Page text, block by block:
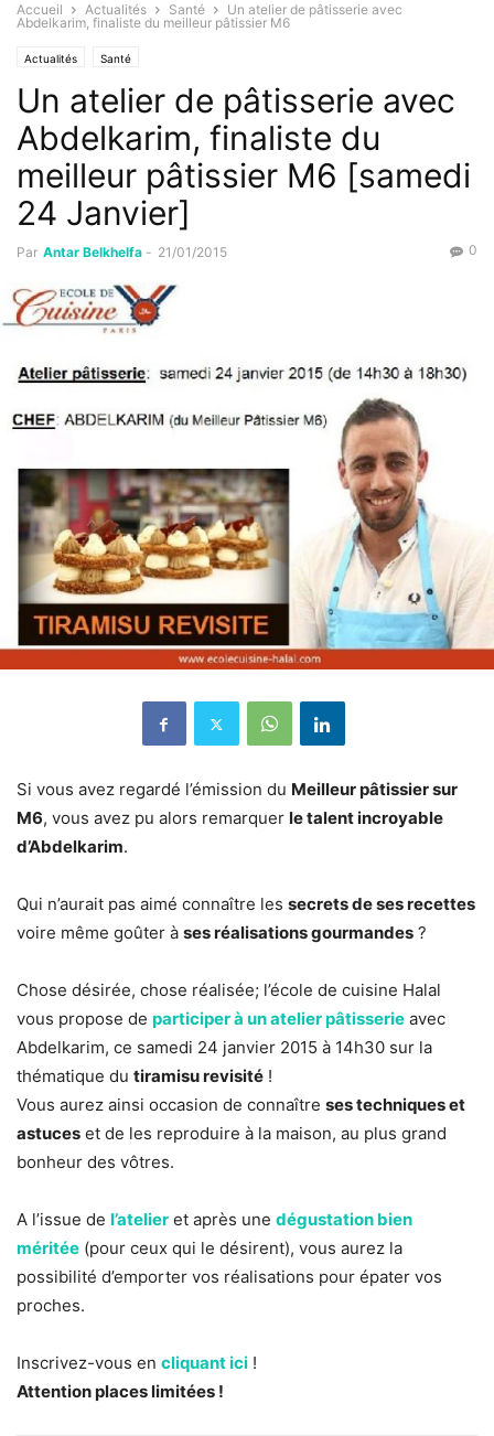
Accueil Actualités Santé
Un atelier de pâtisserie avec
Abdelkarim, finaliste du meilleur pâtissier M6
Actualités Santé
Un atelier de pâtisserie avec
Abdelkarim, finaliste du
meilleur pâtissier M6 [samedi
24 Janvier]
Par Antar Belkhelfa - 21/01/2015 0
Si vous avez regardé l’émission du Meilleur pâtissier sur
M6, vous avez pu alors remarquer le talent incroyable
d’Abdelkarim.
Qui n’aurait pas aimé connaître les secrets de ses recettes
voire même goûter à ses réalisations gourmandes ?
Chose désirée, chose réalisée; l’école de cuisine Halal
vous propose de participer à un atelier pâtisserie avec
Abdelkarim, ce samedi 24 janvier 2015 à 14h30 sur la
thématique du tiramisu revisité !
Vous aurez ainsi occasion de connaître ses techniques et
astuces et de les reproduire à la maison, au plus grand
bonheur des vôtres.
A l’issue de l’atelier et après une dégustation bien
méritée (pour ceux qui le désirent), vous aurez la
possibilité d’emporter vos réalisations pour épater vos
proches.
Inscrivez-vous en cliquant ici !
Attention places limitées !